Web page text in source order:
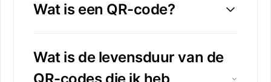
Wat is een QR-code?
Wat is de levensduur van de
QR-codes die ik heb